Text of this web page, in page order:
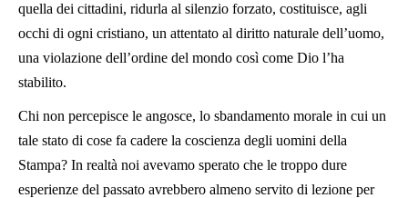
quella dei cittadini, ridurla al silenzio forzato, costituisce, agli
occhi di ogni cristiano, un attentato al diritto naturale dell’uomo,
una violazione dell’ordine del mondo così come Dio l’ha
stabilito.
Chi non percepisce le angosce, lo sbandamento morale in cui un
tale stato di cose fa cadere la coscienza degli uomini della
Stampa? In realtà noi avevamo sperato che le troppo dure
esperienze del passato avrebbero almeno servito di lezione per